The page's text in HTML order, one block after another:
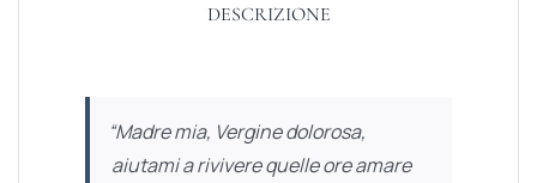
DESCRIZIONE
“Madre mia, Vergine dolorosa,
aiutami a rivivere quelle ore amare